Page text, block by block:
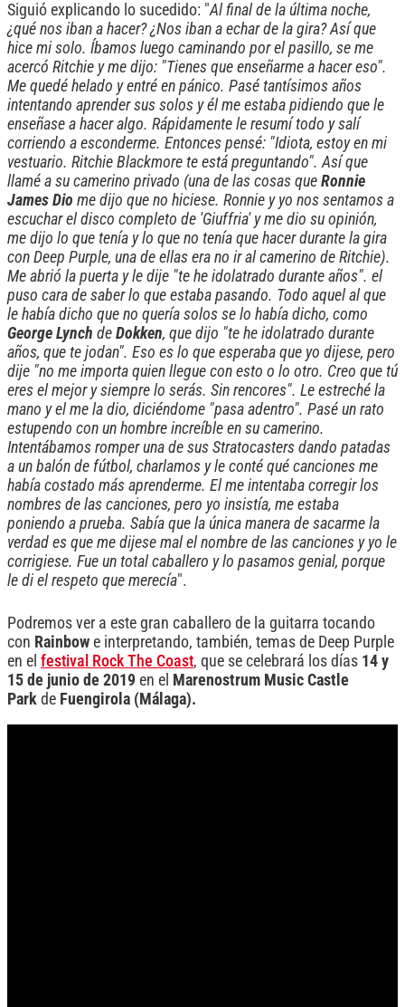
Siguió explicando lo sucedido: "Al final de la última noche,
¿qué nos iban a hacer? ¿Nos iban a echar de la gira? Así que
hice mi solo. Íbamos luego caminando por el pasillo, se me
acercó Ritchie y me dijo: "Tienes que enseñarme a hacer eso".
Me quedé helado y entré en pánico. Pasé tantísimos años
intentando aprender sus solos y él me estaba pidiendo que le
enseñase a hacer algo. Rápidamente le resumí todo y salí
corriendo a esconderme. Entonces pensé: "Idiota, estoy en mi
vestuario. Ritchie Blackmore te está preguntando". Así que
llamé a su camerino privado (una de las cosas que Ronnie
James Dio me dijo que no hiciese. Ronnie y yo nos sentamos a
escuchar el disco completo de 'Giuffria' y me dio su opinión,
me dijo lo que tenía y lo que no tenía que hacer durante la gira
con Deep Purple, una de ellas era no ir al camerino de Ritchie).
Me abrió la puerta y le dije "te he idolatrado durante años". el
puso cara de saber lo que estaba pasando. Todo aquel al que
le había dicho que no quería solos se lo había dicho, como
George Lynch de Dokken, que dijo "te he idolatrado durante
años, que te jodan". Eso es lo que esperaba que yo dijese, pero
dije "no me importa quien llegue con esto o lo otro. Creo que tú
eres el mejor y siempre lo serás. Sin rencores". Le estreché la
mano y el me la dio, diciéndome "pasa adentro". Pasé un rato
estupendo con un hombre increíble en su camerino.
Intentábamos romper una de sus Stratocasters dando patadas
a un balón de fútbol, charlamos y le conté qué canciones me
había costado más aprenderme. El me intentaba corregir los
nombres de las canciones, pero yo insistía, me estaba
poniendo a prueba. Sabía que la única manera de sacarme la
verdad es que me dijese mal el nombre de las canciones y yo le
corrigiese. Fue un total caballero y lo pasamos genial, porque
le di el respeto que merecía".
Podremos ver a este gran caballero de la guitarra tocando
con Rainbow e interpretando, también, temas de Deep Purple
en el festival Rock The Coast, que se celebrará los días 14 y
15 de junio de 2019 en el Marenostrum Music Castle
Park de Fuengirola (Málaga).